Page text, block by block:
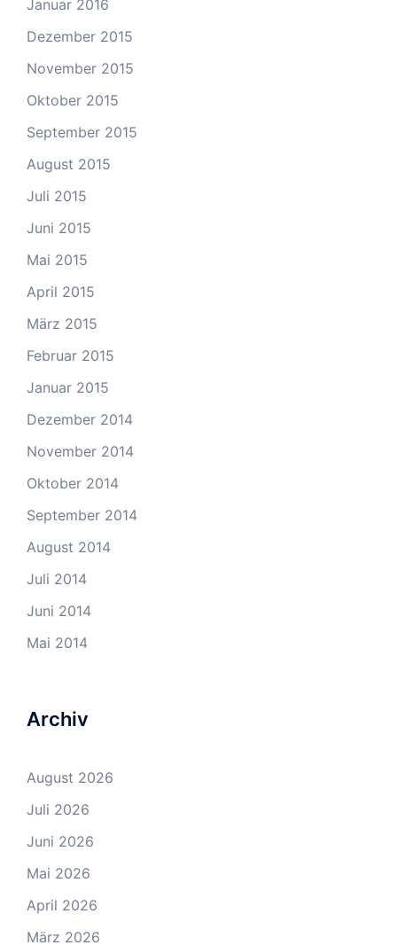
Januar 2016
Dezember 2015
November 2015
Oktober 2015
September 2015
August 2015
Juli 2015
Juni 2015
Mai 2015
April 2015
März 2015
Februar 2015
Januar 2015
Dezember 2014
November 2014
Oktober 2014
September 2014
August 2014
Juli 2014
Juni 2014
Mai 2014
Archiv
August 2026
Juli 2026
Juni 2026
Mai 2026
April 2026
März 2026